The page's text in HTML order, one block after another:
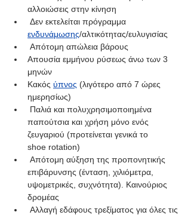
αλλοιώσεις στην κίνηση
Δεν εκτελείται πρόγραμμα
ενδυνάμωσης/αλτικότητας/ευλυγισίας
Απότομη απώλεια βάρους
Απουσία εμμήνου ρύσεως άνω των 3
μηνών
Κακός ύπνος (λιγότερο από 7 ώρες
ημερησίως)
παπούτσια και χρήση μόνο ενός
ζευγαριού (προτείνεται γενικά το
shoe rotation)
επιβάρυνσης (ένταση, χιλιόμετρα,
υψομετρικές, συχνότητα). Καινούριος
δρομέας